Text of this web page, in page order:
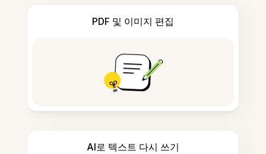
PDF 및 이미지 편집
AI로 텍스트 다시 쓰기